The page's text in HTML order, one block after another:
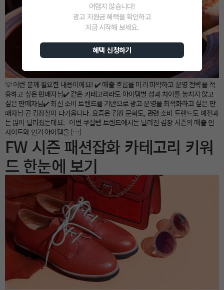
💡 이런 분께 필요한 내용이에요! ✔️ 매출 흐름을 미리 파악하고 운영 전략을 적
용하고 싶은 판매자님✔️ 같은 카테고리라도 아이템별 성과 차이를 놓치지 않고
싶은 판매자님✔️ 최신 소비 트렌드를 기반으로 광고 운영을 최적화하고 싶은 판
매자님 곧 김장철이 다가옵니다. 요즘은 김장 문화도, 관련 소비 트렌드도 예전과
는 많이 달라졌는데요. 이번 쿠잘템 트렌드에서는 달라진 김장 시즌의 매출 인
사이트와 인기 아이템을 […]
FW 시즌 패션잡화 카테고리 키워
드 한눈에 보기
어렵지 않습니다!
광고 지원금 혜택을 확인하고
지금 시작해 보세요.
혜택 신청하기